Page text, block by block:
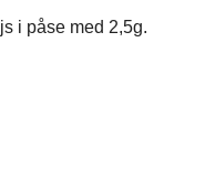
i påse med 2,5g.